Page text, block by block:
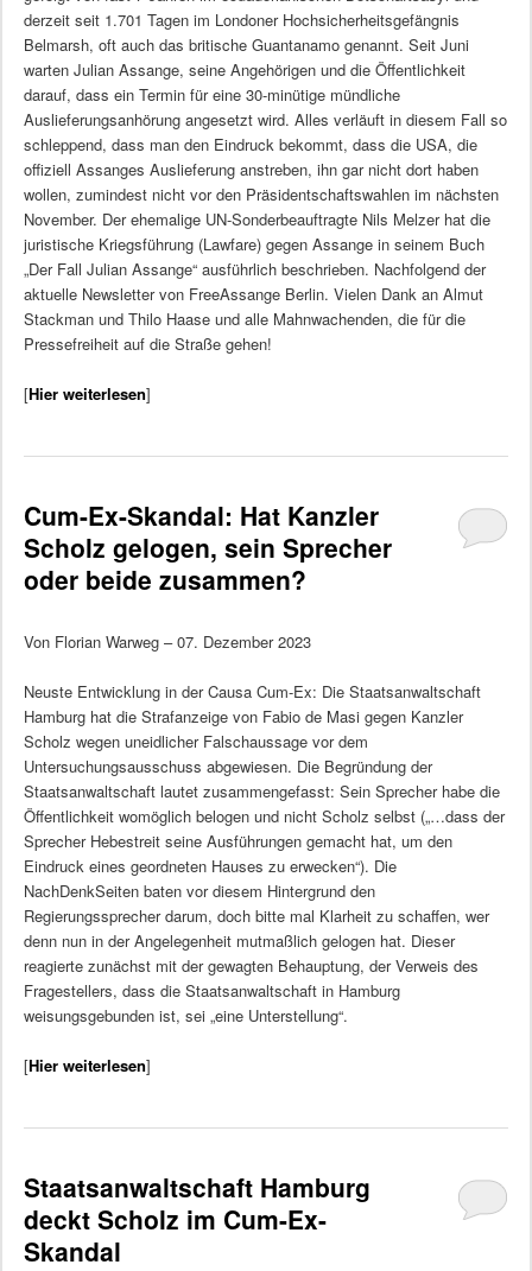
derzeit seit 1.701 Tagen im Londoner Hochsicherheitsgefängnis
Belmarsh, oft auch das britische Guantanamo genannt. Seit Juni
warten Julian Assange, seine Angehörigen und die Öffentlichkeit
darauf, dass ein Termin für eine 30-minütige mündliche
Auslieferungsanhörung angesetzt wird. Alles verläuft in diesem Fall so
schleppend, dass man den Eindruck bekommt, dass die USA, die
offiziell Assanges Auslieferung anstreben, ihn gar nicht dort haben
wollen, zumindest nicht vor den Präsidentschaftswahlen im nächsten
November. Der ehemalige UN-Sonderbeauftragte Nils Melzer hat die
juristische Kriegsführung (Lawfare) gegen Assange in seinem Buch
„Der Fall Julian Assange“ ausführlich beschrieben. Nachfolgend der
aktuelle Newsletter von FreeAssange Berlin. Vielen Dank an Almut
Stackman und Thilo Haase und alle Mahnwachenden, die für die
Pressefreiheit auf die Straße gehen!
[Hier weiterlesen]
Cum-Ex-Skandal: Hat Kanzler
Scholz gelogen, sein Sprecher
oder beide zusammen?
Von Florian Warweg – 07. Dezember 2023
Neuste Entwicklung in der Causa Cum-Ex: Die Staatsanwaltschaft
Hamburg hat die Strafanzeige von Fabio de Masi gegen Kanzler
Scholz wegen uneidlicher Falschaussage vor dem
Untersuchungsausschuss abgewiesen. Die Begründung der
Staatsanwaltschaft lautet zusammengefasst: Sein Sprecher habe die
Öffentlichkeit womöglich belogen und nicht Scholz selbst („…dass der
Sprecher Hebestreit seine Ausführungen gemacht hat, um den
Eindruck eines geordneten Hauses zu erwecken“). Die
NachDenkSeiten baten vor diesem Hintergrund den
Regierungssprecher darum, doch bitte mal Klarheit zu schaffen, wer
denn nun in der Angelegenheit mutmaßlich gelogen hat. Dieser
reagierte zunächst mit der gewagten Behauptung, der Verweis des
Fragestellers, dass die Staatsanwaltschaft in Hamburg
weisungsgebunden ist, sei „eine Unterstellung“.
[Hier weiterlesen]
Staatsanwaltschaft Hamburg
deckt Scholz im Cum-Ex-
Skandal